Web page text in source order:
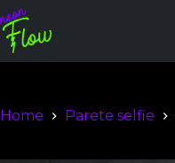
Home Parete selfie